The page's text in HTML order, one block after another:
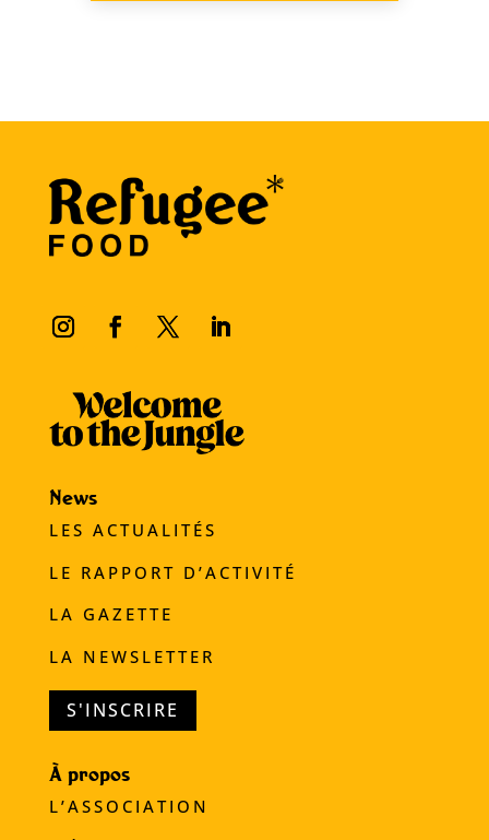
News
LES ACTUALITÉS
LE RAPPORT D’ACTIVITÉ
LA GAZETTE
LA NEWSLETTER
S'INSCRIRE
À propos
L’ASSOCIATION